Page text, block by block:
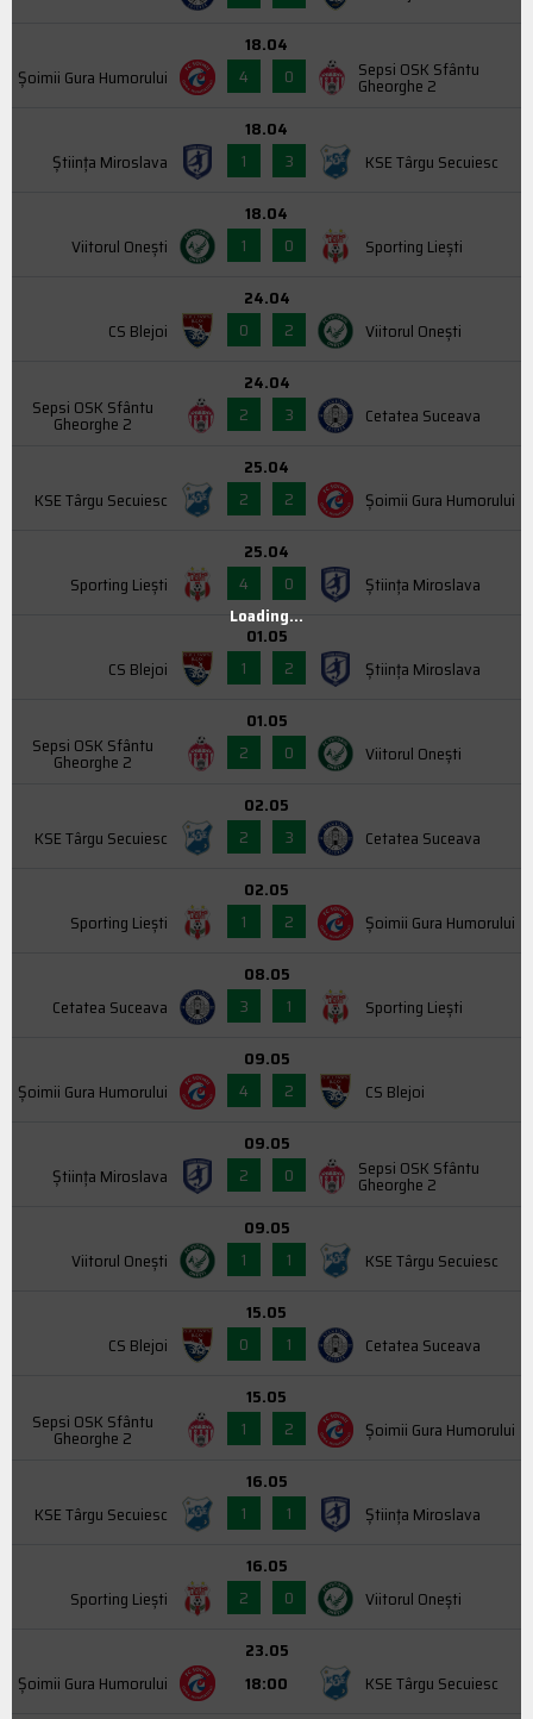
Şoimii Gura Humorului
18.04
4
0 Sepsi OSK Sfântu
Gheorghe 2
Știința Miroslava
18.04
1
3 KSE Târgu Secuiesc
Viitorul Onești
18.04
1
0 Sporting Liești
CS Blejoi
24.04
0
2 Viitorul Onești
Sepsi OSK Sfântu
Gheorghe 2
24.04
2
3 Cetatea Suceava
KSE Târgu Secuiesc
25.04
2
2 Şoimii Gura Humorului
Sporting Liești
25.04
4
0 Știința Miroslava
CS Blejoi
01.05
1
2 Știința Miroslava
Sepsi OSK Sfântu
Gheorghe 2
01.05
2
0 Viitorul Onești
KSE Târgu Secuiesc
02.05
2
3 Cetatea Suceava
Sporting Liești
02.05
1
2 Şoimii Gura Humorului
Cetatea Suceava
08.05
3
1 Sporting Liești
Şoimii Gura Humorului
09.05
4
2 CS Blejoi
Știința Miroslava
09.05
2
0 Sepsi OSK Sfântu
Gheorghe 2
Viitorul Onești
09.05
1
1 KSE Târgu Secuiesc
CS Blejoi
15.05
0
1 Cetatea Suceava
Sepsi OSK Sfântu
Gheorghe 2
15.05
1
2 Şoimii Gura Humorului
KSE Târgu Secuiesc
16.05
1
1 Știința Miroslava
Sporting Liești
16.05
2
0 Viitorul Onești
Şoimii Gura Humorului
23.05
18:00
KSE Târgu Secuiesc
Loading...